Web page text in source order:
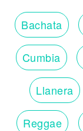
Bachata
Cumbia
Llanera
Reggae